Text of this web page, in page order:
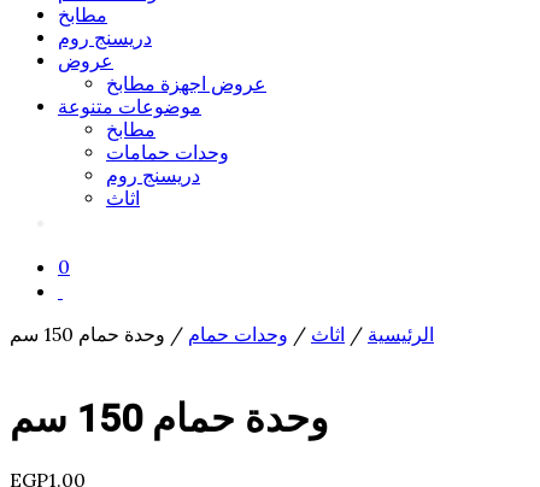
مطابخ
دريسنج روم
عروض
عروض اجهزة مطابخ
موضوعات متنوعة
مطابخ
وحدات حمامات
دريسنج روم
اثاث
0
الرئيسية / اثاث / وحدات حمام / وحدة حمام 150 سم
وحدة حمام 150 سم
EGP1.00